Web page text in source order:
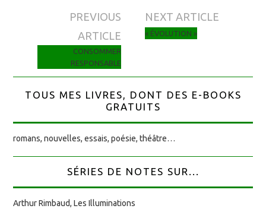
Navigation des articles
PREVIOUS
ARTICLE
CONSOMMER
RESPONSABLE
NEXT ARTICLE
« ÉVOLUTION »
TOUS MES LIVRES, DONT DES E-BOOKS
GRATUITS
romans, nouvelles, essais, poésie, théâtre…
SÉRIES DE NOTES SUR...
Arthur Rimbaud, Les Illuminations